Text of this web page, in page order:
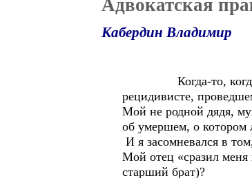
Адвокатская
Кабердин Владимир
Когда-то, когда я
рецидивисте,
Мой не родной дядя,
об умершем, о котором
И я засомневался в
Мой отец «сразил меня
старший брат)?